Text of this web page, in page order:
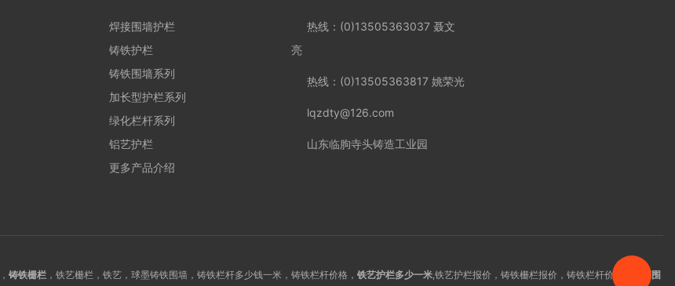
焊接围墙护栏
铸铁护栏
铸铁围墙系列
加长型护栏系列
绿化栏杆系列
铝艺护栏
更多产品介绍
热线：(0)13505363037 聂文
亮
热线：(0)13505363817 姚荣光
lqzdty@126.com
山东临朐寺头铸造工业园
， 铸铁栅栏 ，铁艺栅栏，铁艺，球墨铸铁围墙，铸铁栏杆多少钱一米，铸铁栏杆价格， 铁艺护栏多少一米,铁艺护栏报价，铸铁栅栏报价，铸铁栏杆价格， 铁艺围